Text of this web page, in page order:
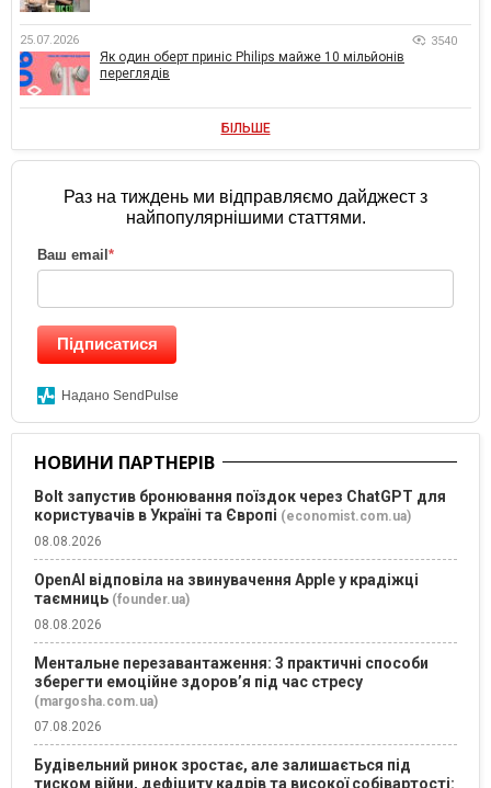
25.07.2026 3540
Як один оберт приніс Philips майже 10 мільйонів
переглядів
БІЛЬШЕ
Раз на тиждень ми відправляємо дайджест з
найпопулярнішими статтями.
Ваш email *
Підписатися
Надано SendPulse
НОВИНИ ПАРТНЕРІВ
Bolt запустив бронювання поїздок через ChatGPT для
користувачів в Україні та Європі (economist.com.ua)
08.08.2026
OpenAI відповіла на звинувачення Apple у крадіжці
таємниць (founder.ua)
08.08.2026
Ментальне перезавантаження: 3 практичні способи
зберегти емоційне здоров’я під час стресу
(margosha.com.ua)
07.08.2026
Будівельний ринок зростає, але залишається під
тиском війни, дефіциту кадрів та високої собівартості: